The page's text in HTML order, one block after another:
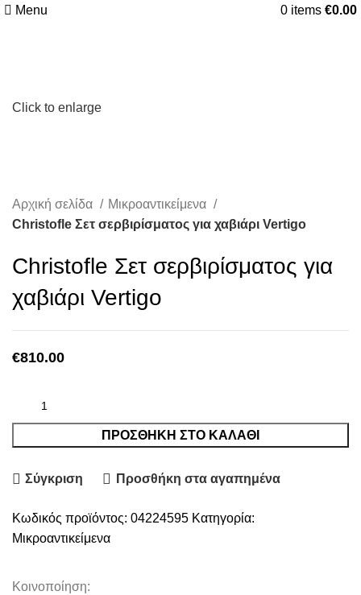
Menu 0 items €0.00
Click to enlarge
Αρχική σελίδα
Μικροαντικείμενα
Christofle Σετ σερβιρίσματος για χαβιάρι Vertigo
Christofle Σετ σερβιρίσματος για
χαβιάρι Vertigo
€810.00
ΠΡΟΣΘΉΚΗ ΣΤΟ ΚΑΛΆΘΙ
Σύγκριση Προσθήκη στα αγαπημένα
Κωδικός προϊόντος: 04224595 Κατηγορία:
Μικροαντικείμενα
Κοινοποίηση: